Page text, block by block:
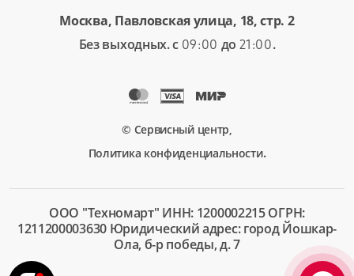
Москва, Павловская улица, 18, стр. 2
Без выходных. с 09:00 до 21:00.
© Сервисный центр,
Политика конфиденциальности.
ООО "Техномарт" ИНН: 1200002215 ОГРН:
1211200003630 Юридический адрес: город Йошкар-
Ола, б-р победы, д. 7
+7 (495)